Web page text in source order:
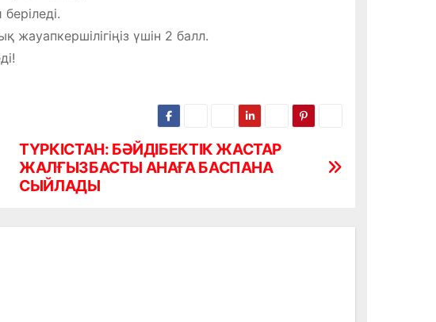
үшін 2 балл.
ТҮРКІСТАН: БӘЙДІБЕКТІК ЖАСТАР
ЖАЛҒЫЗБАСТЫ АНАҒА БАСПАНА
СЫЙЛАДЫ